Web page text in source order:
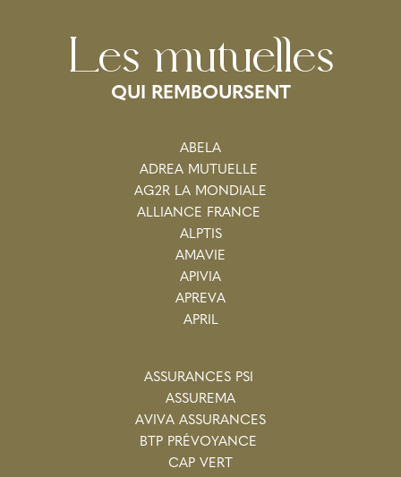
Les mutuelles
QUI REMBOURSENT
ABELA
ADREA MUTUELLE
AG2R LA MONDIALE
ALLIANCE FRANCE
ALPTIS
AMAVIE
APIVIA
APREVA
APRIL
ASSURANCES PSI
ASSUREMA
AVIVA ASSURANCES
BTP PRÉVOYANCE
CAP VERT